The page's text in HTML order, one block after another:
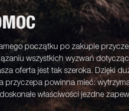
początku po zakupie
wszystkich wyzwań
oferta jest tak szeroka. Dzięki
przyczepa powinna mieć:
właściwości jezdne